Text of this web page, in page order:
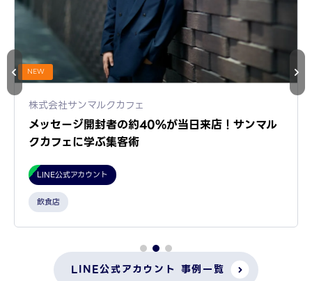
NEW
株式会社サンマルクカフェ
メッセージ開封者の約40%が当日来店！サンマル
クカフェに学ぶ集客術
LINE公式アカウント
飲食店
LINE公式アカウント 事例一覧